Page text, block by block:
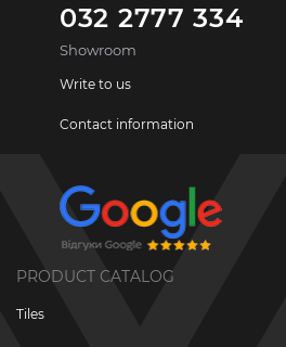
032 2777 334
Showroom
Write to us
Contact information
PRODUCT CATALOG
Tiles